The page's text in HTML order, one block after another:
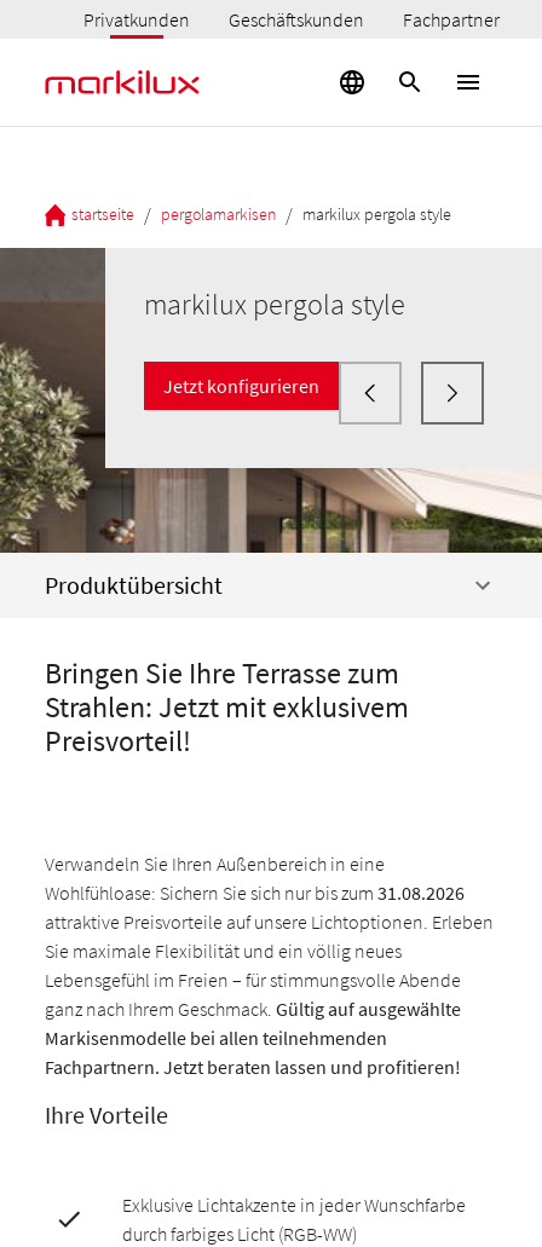
Privatkunden Geschäftskunden Fachpartner
startseite / pergolamarkisen / markilux pergola style
markilux pergola style
Jetzt konfigurieren
Produktübersicht
Bringen Sie Ihre Terrasse zum
Strahlen: Jetzt mit exklusivem
Preisvorteil!
Verwandeln Sie Ihren Außenbereich in eine
Wohlfühloase: Sichern Sie sich nur bis zum31.08.2026
attraktive Preisvorteile auf unsere Lichtoptionen. Erleben
Sie maximale Flexibilität und ein völlig neues
Lebensgefühl im Freien – für stimmungsvolle Abende
ganz nach Ihrem Geschmack.Gültig auf ausgewählte
Markisenmodelle bei allen teilnehmenden
Fachpartnern. Jetzt beraten lassen und profitieren!
Ihre Vorteile
Exklusive Lichtakzente in jeder Wunschfarbe
durch farbiges Licht (RGB-WW)